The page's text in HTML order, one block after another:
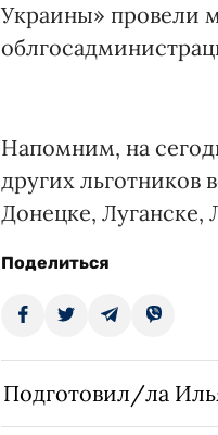
Украины» провели
Напомним, на
других льготников
Донецке, Луганске,
Поделиться
Подготовил/ла